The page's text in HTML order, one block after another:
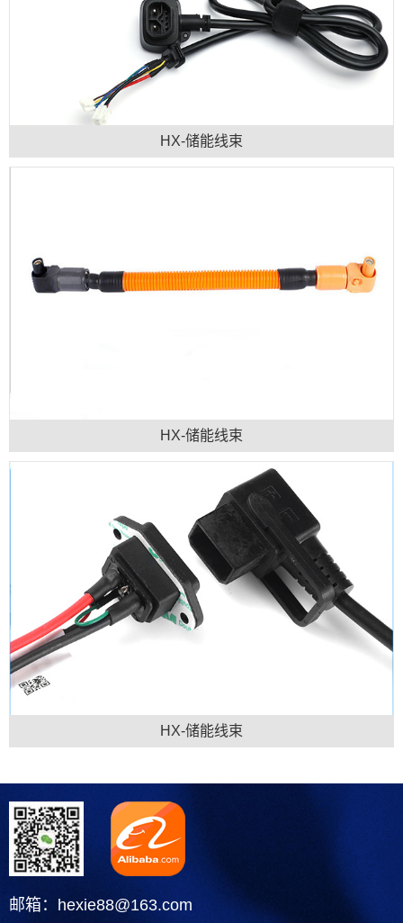
HX-储能线束
HX-储能线束
HX-储能线束
邮箱：hexie88@163.com